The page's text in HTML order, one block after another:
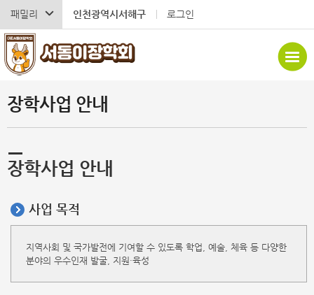
패밀리 인천광역시서해구 로그인
장학사업 안내
장학사업 안내
사업 목적
지역사회 및 국가발전에 기여할 수 있도록 학업, 예술, 체육 등 다양한
분야의 우수인재 발굴, 지원·육성